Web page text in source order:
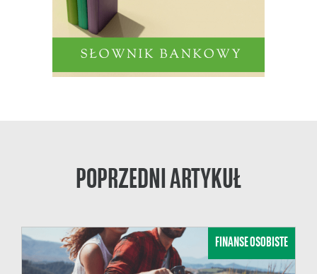
POPRZEDNI ARTYKUŁ
FINANSE OSOBISTE